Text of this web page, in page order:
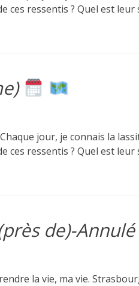
ces ressentis ? Quel est leur
jour, je connais la
ces ressentis ? Quel est leur
de)-
la vie, ma vie.